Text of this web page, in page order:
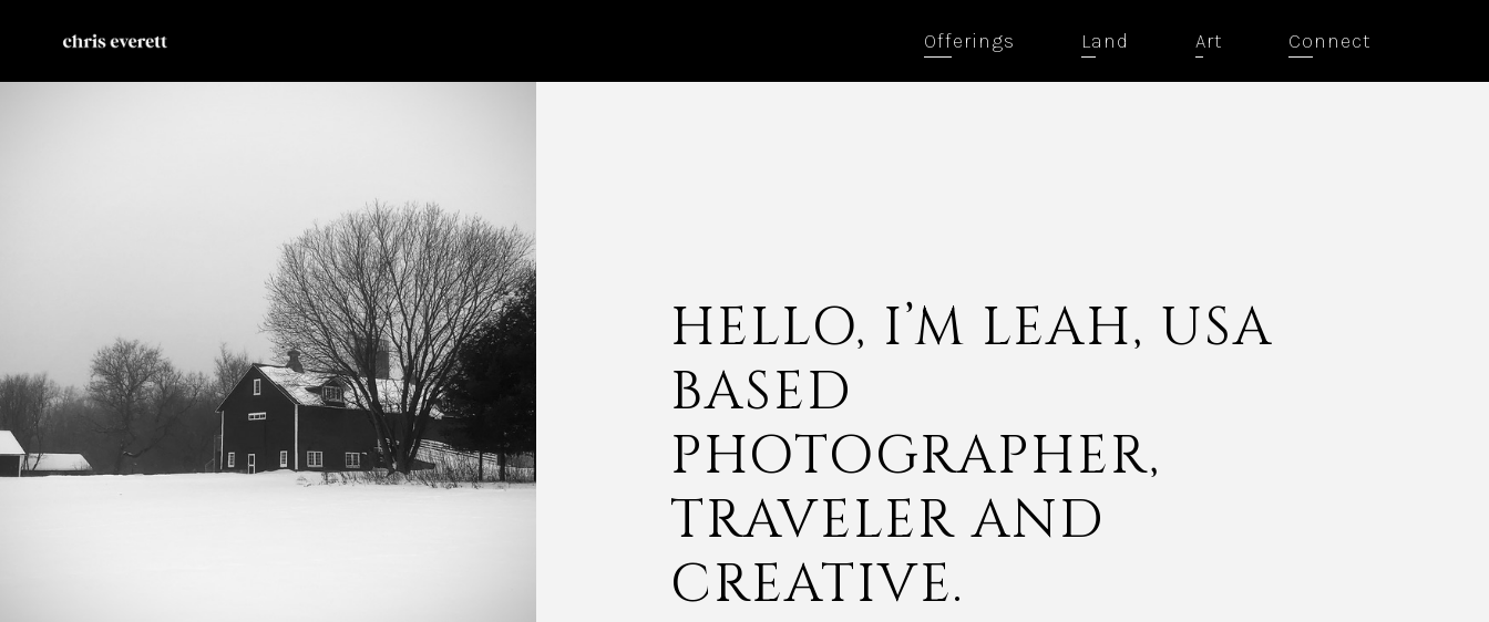
Offerings Land Art Connect
HELLO, I’M LEAH, USA
BASED
PHOTOGRAPHER,
TRAVELER AND
CREATIVE.